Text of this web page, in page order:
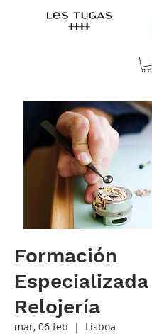
Formación
Relojería
mar, 06 feb
  |
Lisboa